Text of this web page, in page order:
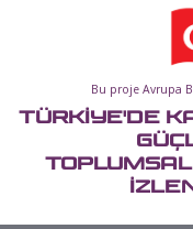
Bu proje Avrupa
TÜRKİYE'DE